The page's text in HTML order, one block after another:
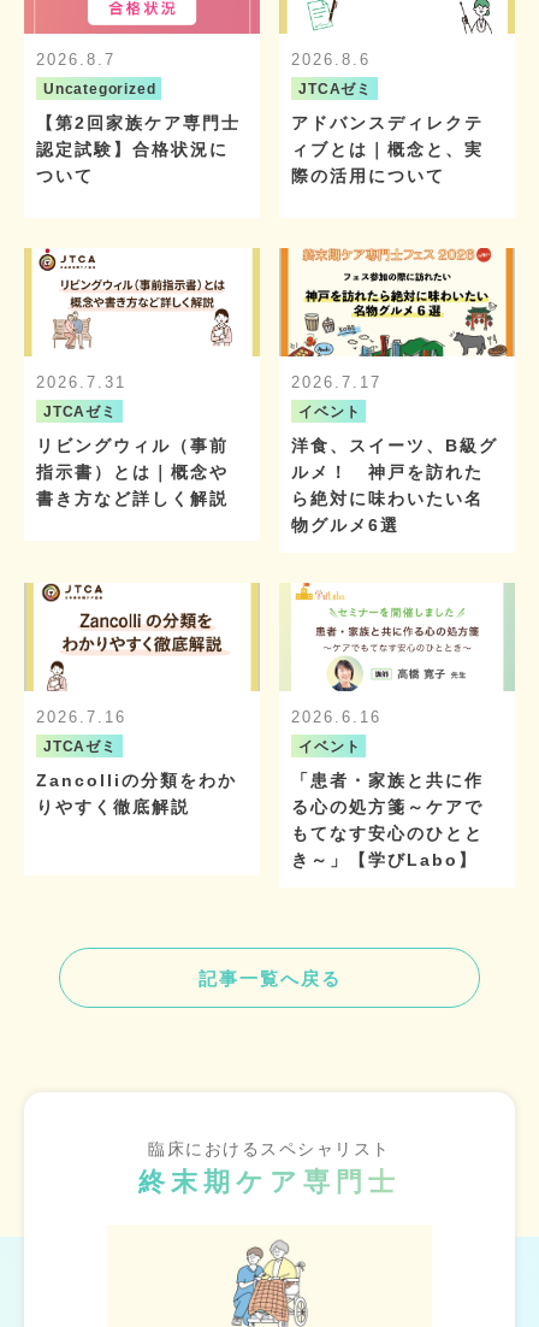
2026.8.7
Uncategorized
【第2回家族ケア専門士
認定試験】合格状況に
ついて
2026.8.6
JTCAゼミ
アドバンスディレクテ
ィブとは｜概念と、実
際の活用について
2026.7.31
JTCAゼミ
リビングウィル（事前
指示書）とは｜概念や
書き方など詳しく解説
2026.7.17
イベント
洋食、スイーツ、B級グ
ルメ！ 神戸を訪れた
ら絶対に味わいたい名
物グルメ6選
2026.7.16
JTCAゼミ
Zancolliの分類をわか
りやすく徹底解説
2026.6.16
イベント
「患者・家族と共に作
る心の処方箋～ケアで
もてなす安心のひとと
き～」【学びLabo】
記事一覧へ戻る
臨床におけるスペシャリスト
終末期ケア専門士